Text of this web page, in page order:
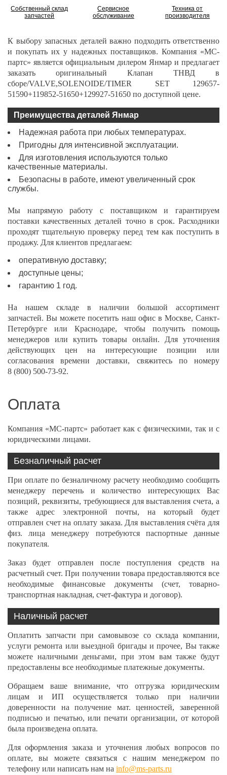
Собственный склад
запчастей
Сервисное
обслуживание
Техника от
производителя
К выбору запасных деталей важно подходить ответственно
и покупать их у надежных поставщиков. Компания «МС-
партс» является официальным дилером Янмар и предлагает
заказать оригинальный Клапан ТНВД в
сборе/VALVE,SOLENOIDE/TIMER SET 129657-
51590+119852-51650+129927-51650 по доступной цене.
Преимущества деталей Янмар
Надежная работа при любых температурах.
Пригодны для интенсивной эксплуатации.
Для изготовления используются только
качественные материалы.
Безопасны в работе, имеют увеличенный срок
службы.
Мы напрямую работу с поставщиком и гарантируем
поставки качественных деталей точно в срок. Расходники
проходят тщательную проверку перед тем как поступить в
продажу. Для клиентов предлагаем:
оперативную доставку;
доступные цены;
гарантию 1 год.
На нашем складе в наличии большой ассортимент
запчастей. Вы можете посетить наш офис в Москве, Санкт-
Петербурге или Краснодаре, чтобы получить помощь
менеджеров или купить товары онлайн. Для уточнения
действующих цен на интересующие позиции или
согласования времени доставки, свяжитесь по номеру
8 (800) 500-73-92.
Оплата
Компания «МС-партс» работает как с физическими, так и с
юридическими лицами.
Безналичный расчет
При оплате по безналичному расчету необходимо сообщить
менеджеру перечень и количество интересующих Вас
позиций, реквизиты, требующиеся для выставления счета, а
также адрес электронной почты, на который будет
отправлен счет на оплату заказа. Для выставления счёта для
физ. лица менеджеру потребуются паспортные данные
покупателя.
Заказ будет отправлен после поступления средств на
расчетный счет. При получении товара предоставляются все
необходимые финансовые документы (счет, товарно-
транспортная накладная, счет-фактура и договор).
Наличный расчет
Оплатить запчасти при самовывозе со склада компании,
услуги ремонта или выездной бригады и прочее, Вы также
можете наличными деньгами, при этом вам также будут
предоставлены все необходимые платежные документы.
Обращаем ваше внимание, что отгрузка юридическим
лицам и ИП осуществляется только при наличии
доверенности на получение мат. ценностей, заверенной
подписью и печатью, или печати организации, от которой
была произведена оплата.
Для оформления заказа и уточнения любых вопросов по
оплате, вы можете связаться с нашим менеджером по
телефону или написать нам на info@ms-parts.ru